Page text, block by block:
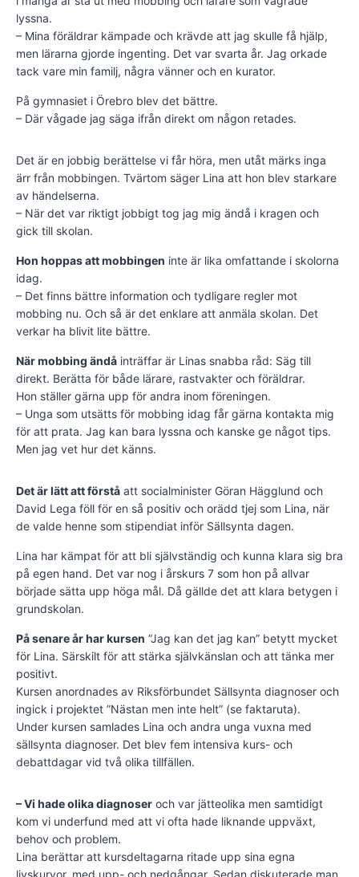
lyssna.
– Mina föräldrar kämpade och krävde att jag skulle få hjälp,
men lärarna gjorde ingenting. Det var svarta år. Jag orkade
tack vare min familj, några vänner och en kurator.
På gymnasiet i Örebro blev det bättre.
– Där vågade jag säga ifrån direkt om någon retades.
Det är en jobbig berättelse vi får höra, men utåt märks inga
ärr från mobbingen. Tvärtom säger Lina att hon blev starkare
av händelserna.
– När det var riktigt jobbigt tog jag mig ändå i kragen och
gick till skolan.
Hon hoppas att mobbingen inte är lika omfattande i skolorna
idag.
– Det finns bättre information och tydligare regler mot
mobbing nu. Och så är det enklare att anmäla skolan. Det
verkar ha blivit lite bättre.
När mobbing ändå inträffar är Linas snabba råd: Säg till
direkt. Berätta för både lärare, rastvakter och föräldrar.
Hon ställer gärna upp för andra inom föreningen.
– Unga som utsätts för mobbing idag får gärna kontakta mig
för att prata. Jag kan bara lyssna och kanske ge något tips.
Men jag vet hur det känns.
Det är lätt att förstå att socialminister Göran Hägglund och
David Lega föll för en så positiv och orädd tjej som Lina, när
de valde henne som stipendiat inför Sällsynta dagen.
Lina har kämpat för att bli självständig och kunna klara sig bra
på egen hand. Det var nog i årskurs 7 som hon på allvar
började sätta upp höga mål. Då gällde det att klara betygen i
grundskolan.
På senare år har kursen ”Jag kan det jag kan” betytt mycket
för Lina. Särskilt för att stärka självkänslan och att tänka mer
positivt.
Kursen anordnades av Riksförbundet Sällsynta diagnoser och
ingick i projektet ”Nästan men inte helt” (se faktaruta).
Under kursen samlades Lina och andra unga vuxna med
sällsynta diagnoser. Det blev fem intensiva kurs- och
debattdagar vid två olika tillfällen.
– Vi hade olika diagnoser och var jätteolika men samtidigt
kom vi underfund med att vi ofta hade liknande uppväxt,
behov och problem.
Lina berättar att kursdeltagarna ritade upp sina egna